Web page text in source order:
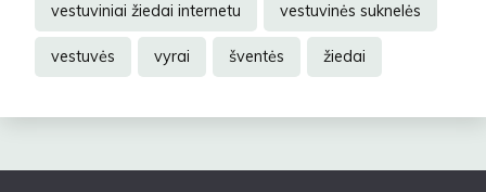
vestuviniai žiedai internetu vestuvinės suknelės
vestuvės vyrai šventės žiedai